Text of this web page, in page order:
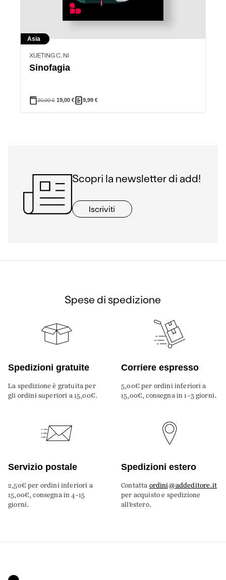
Asia
XUETING C. NI
Sinofagia
20,00€ 19,00 € 9,99 €
Scopri la newsletter di add!
Iscriviti
Spese di spedizione
Spedizioni gratuite
La spedizione è gratuita per
gli ordini superiori a 15,00€.
Corriere espresso
5,00€ per ordini inferiori a
15,00€, consegna in 1-3 giorni.
Servizio postale
2,50€ per ordini inferiori a
15,00€, consegna in 4-15
giorni.
Spedizioni estero
Contatta ordini@addeditore.it
per acquisto e spedizione
all’estero.